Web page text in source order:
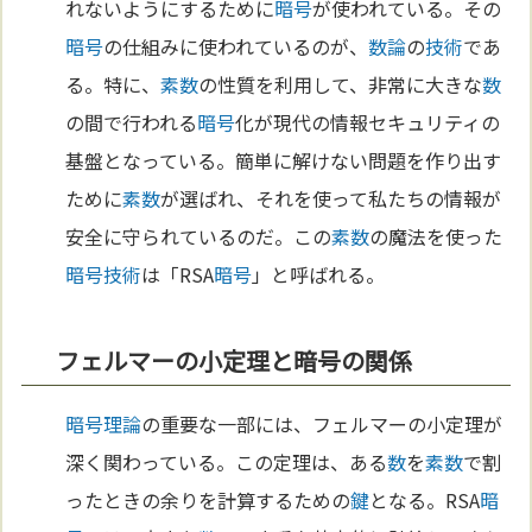
れないようにするために暗号が使われている。その
暗号の仕組みに使われているのが、数論の技術であ
る。特に、素数の性質を利用して、非常に大きな数
の間で行われる暗号化が現代の情報セキュリティの
基盤となっている。簡単に解けない問題を作り出す
ために素数が選ばれ、それを使って私たちの情報が
安全に守られているのだ。この素数の魔法を使った
暗号技術は「RSA暗号」と呼ばれる。
フェルマーの小定理と暗号の関係
暗号理論の重要な一部には、フェルマーの小定理が
深く関わっている。この定理は、ある数を素数で割
ったときの余りを計算するための鍵となる。RSA暗